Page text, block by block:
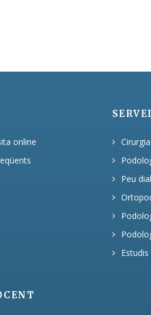
online
Peu